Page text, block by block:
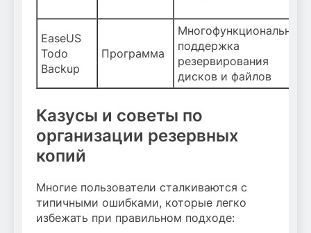
EaseUS
Todo
Backup
Программа
Многофункциональная,
поддержка
резервирования
дисков и файлов
Казусы и советы по
организации резервных
копий
Многие пользователи сталкиваются с
типичными ошибками, которые легко
избежать при правильном подходе: